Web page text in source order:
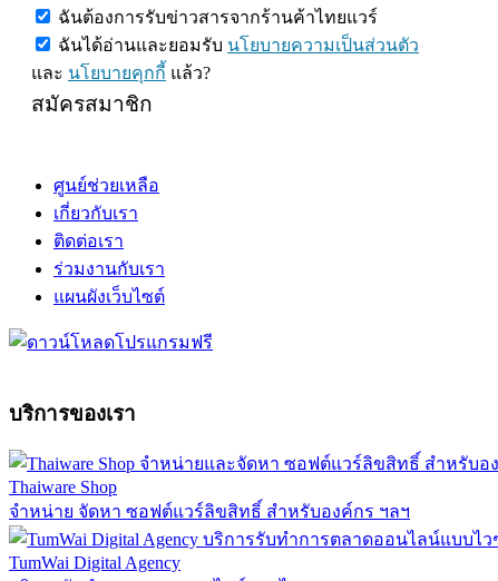
ฉันต้องการรับข่าวสารจากร้านค้าไทยแวร์
ฉันได้อ่านและยอมรับ นโยบายความเป็นส่วนตัว
และ นโยบายคุกกี้ แล้ว?
สมัครสมาชิก
ศูนย์ช่วยเหลือ
เกี่ยวกับเรา
ติดต่อเรา
ร่วมงานกับเรา
แผนผังเว็บไซต์
บริการของเรา
Thaiware Shop
จำหน่าย จัดหา ซอฟต์แวร์ลิขสิทธิ์ สำหรับองค์กร ฯลฯ
TumWai Digital Agency